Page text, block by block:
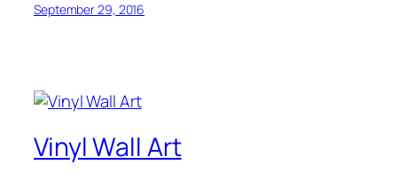
September 29, 2016
Vinyl Wall Art